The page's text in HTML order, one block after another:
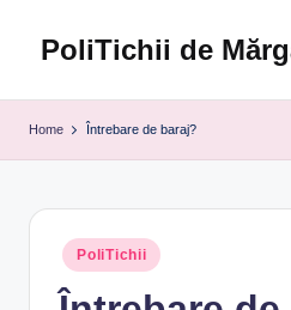
PoliTichii de
Home Întrebare de baraj?
Posted
in
PoliTichii